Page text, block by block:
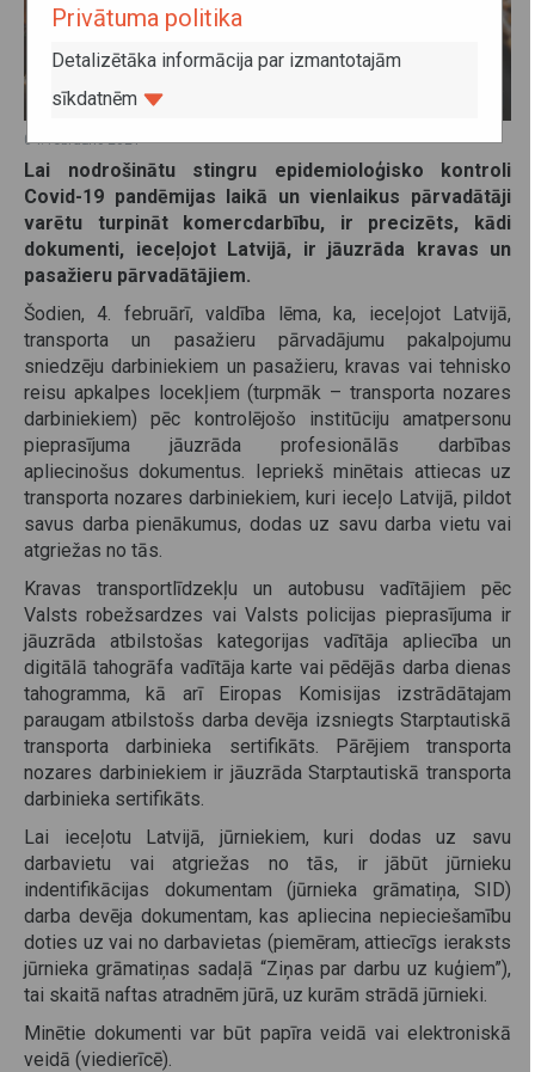
04. februāris 2021
Lai nodrošinātu stingru epidemioloģisko kontroli
Covid-19 pandēmijas laikā un vienlaikus pārvadātāji
varētu turpināt komercdarbību, ir precizēts, kādi
dokumenti, ieceļojot Latvijā, ir jāuzrāda kravas un
pasažieru pārvadātājiem.
Šodien, 4. februārī, valdība lēma, ka, ieceļojot Latvijā,
transporta un pasažieru pārvadājumu pakalpojumu
sniedzēju darbiniekiem un pasažieru, kravas vai tehnisko
reisu apkalpes locekļiem (turpmāk – transporta nozares
darbiniekiem) pēc kontrolējošo institūciju amatpersonu
pieprasījuma jāuzrāda profesionālās darbības
apliecinošus dokumentus. Iepriekš minētais attiecas uz
transporta nozares darbiniekiem, kuri ieceļo Latvijā, pildot
savus darba pienākumus, dodas uz savu darba vietu vai
atgriežas no tās.
Kravas transportlīdzekļu un autobusu vadītājiem pēc
Valsts robežsardzes vai Valsts policijas pieprasījuma ir
jāuzrāda atbilstošas kategorijas vadītāja apliecība un
digitālā tahogrāfa vadītāja karte vai pēdējās darba dienas
tahogramma, kā arī Eiropas Komisijas izstrādātajam
paraugam atbilstošs darba devēja izsniegts Starptautiskā
transporta darbinieka sertifikāts. Pārējiem transporta
nozares darbiniekiem ir jāuzrāda Starptautiskā transporta
darbinieka sertifikāts.
Lai ieceļotu Latvijā, jūrniekiem, kuri dodas uz savu
darbavietu vai atgriežas no tās, ir jābūt jūrnieku
indentifikācijas dokumentam (jūrnieka grāmatiņa, SID)
darba devēja dokumentam, kas apliecina nepieciešamību
doties uz vai no darbavietas (piemēram, attiecīgs ieraksts
jūrnieka grāmatiņas sadaļā “Ziņas par darbu uz kuģiem”),
tai skaitā naftas atradnēm jūrā, uz kurām strādā jūrnieki.
Minētie dokumenti var būt papīra veidā vai elektroniskā
veidā (viedierīcē).
Privātuma politika
Detalizētāka informācija par izmantotajām
sīkdatnēm